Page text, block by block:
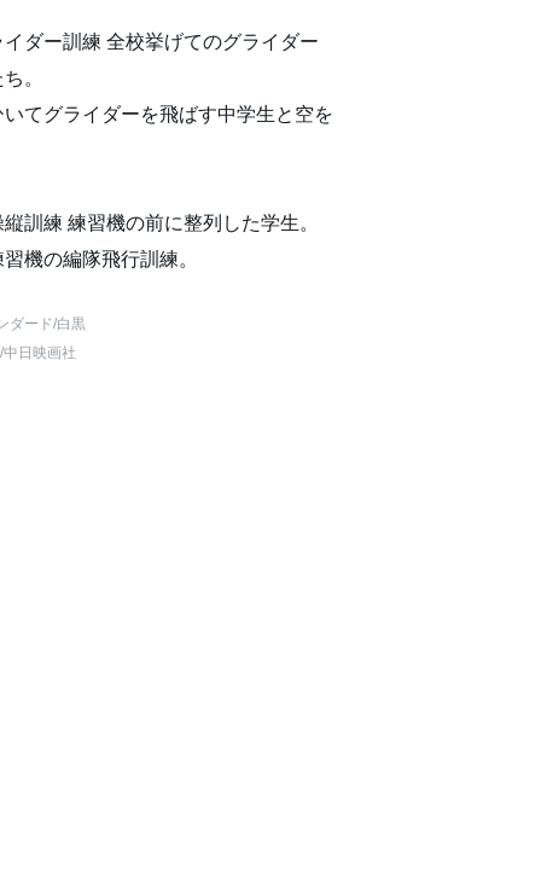
ダー訓練 全校挙げてのグライダー
。
てグライダーを飛ばす中学生と空を
訓練 練習機の前に整列した学生。
機の編隊飛行訓練。
ダード/白黒
日映画社